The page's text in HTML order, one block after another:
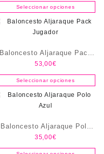
Seleccionar opciones
Baloncesto Aljaraque Pack
Jugador
53,00€
Seleccionar opciones
Baloncesto Aljaraque Polo
Azul
35,00€